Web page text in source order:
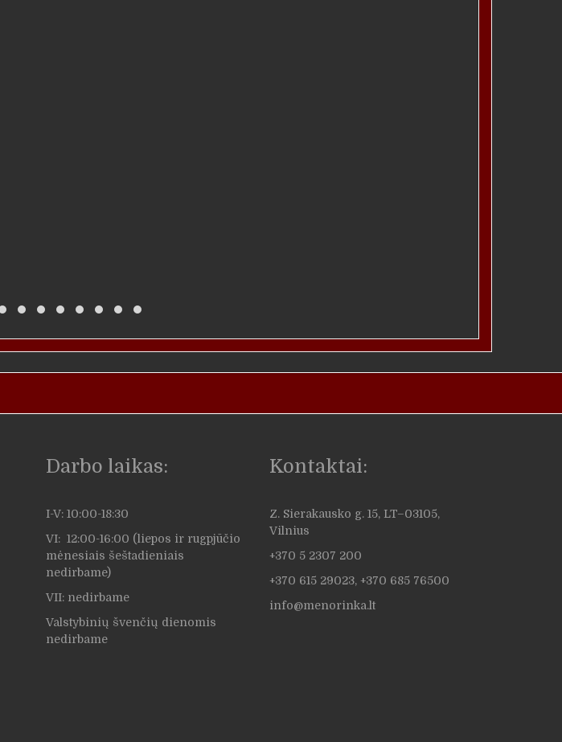
Darbo laikas:
I-V: 10:00-18:30
VI: 12:00-16:00 (liepos ir rugpjūčio
mėnesiais šeštadieniais
nedirbame)
VII: nedirbame
Valstybinių švenčių dienomis
nedirbame
Kontaktai:
Z. Sierakausko g. 15, LT–03105,
Vilnius
+370 5 2307 200
+370 615 29023, +370 685 76500
info@menorinka.lt